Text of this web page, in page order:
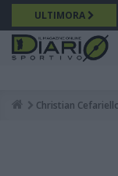
Salta
al
contenuto
principale
ULTIMORA
Christian